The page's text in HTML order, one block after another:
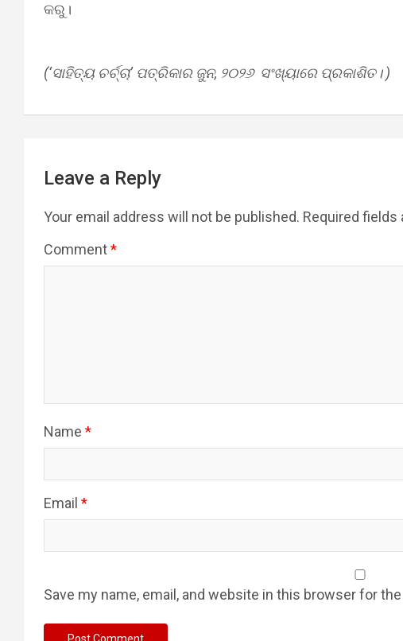
କରୁ।
(‘ସାହିତ୍ୟ ଚର୍ଚ୍ଚା’ ପତ୍ରିକାର ଜୁନ, ୨୦୨୬ ସଂଖ୍ୟାରେ ପ୍ରକାଶିତ। )
Leave a Reply
Your email address will not be published. Required fields
Comment*
Name *
Email *
Save my name, email, and website in this browser for